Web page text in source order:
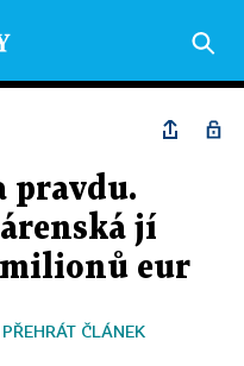
pravdu.
jí
eur
PŘEHRÁT ČLÁNEK